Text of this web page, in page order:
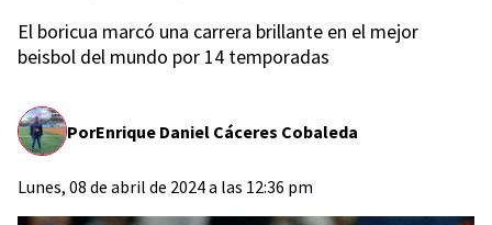
El boricua marcó una carrera brillante en el mejor
beisbol del mundo por 14 temporadas
PorEnrique Daniel Cáceres Cobaleda
Lunes, 08 de abril de 2024 a las 12:36 pm